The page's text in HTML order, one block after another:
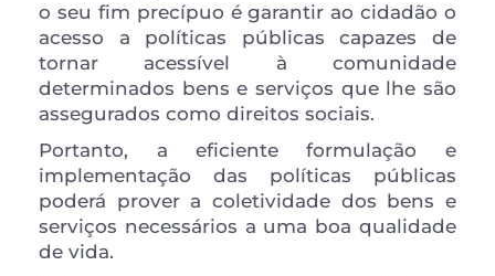
o seu fim precípuo é garantir ao cidadão o
acesso a políticas públicas capazes de
tornar acessível à comunidade
determinados bens e serviços que lhe são
assegurados como direitos sociais.
Portanto, a eficiente formulação e
implementação das políticas públicas
poderá prover a coletividade dos bens e
serviços necessários a uma boa qualidade
de vida.